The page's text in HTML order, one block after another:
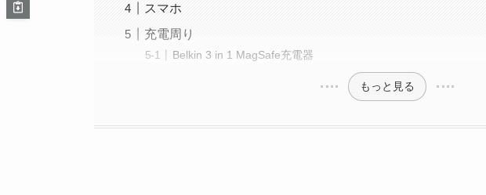
スマホ
充電周り
Belkin 3 in 1 MagSafe充電器
もっと見る